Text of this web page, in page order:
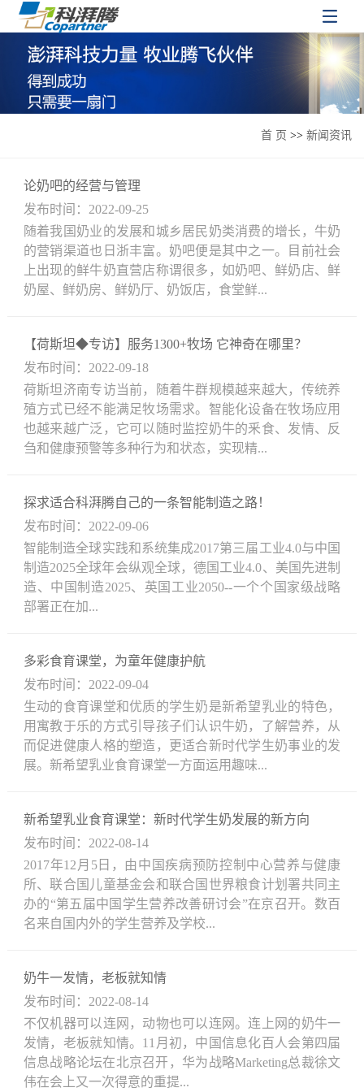
首 页 >> 新闻资讯
论奶吧的经营与管理
发布时间：2022-09-25
随着我国奶业的发展和城乡居民奶类消费的增长，牛奶
的营销渠道也日浙丰富。奶吧便是其中之一。目前社会
上出现的鲜牛奶直营店称谓很多，如奶吧、鲜奶店、鲜
奶屋、鲜奶房、鲜奶厅、奶饭店，食堂鲜...
【荷斯坦◆专访】服务1300+牧场 它神奇在哪里？
发布时间：2022-09-18
荷斯坦济南专访当前，随着牛群规模越来越大，传统养
殖方式已经不能满足牧场需求。智能化设备在牧场应用
也越来越广泛，它可以随时监控奶牛的釆食、发情、反
刍和健康预警等多种行为和状态，实现精...
探求适合科湃腾自己的一条智能制造之路！
发布时间：2022-09-06
智能制造全球实践和系统集成2017第三届工业4.0与中国
制造2025全球年会纵观全球，德国工业4.0、美国先进制
造、中国制造2025、英国工业2050--一个个国家级战略
部署正在加...
多彩食育课堂，为童年健康护航
发布时间：2022-09-04
生动的食育课堂和优质的学生奶是新希望乳业的特色，
用寓教于乐的方式引导孩子们认识牛奶，了解营养，从
而促进健康人格的塑造，更适合新时代学生奶事业的发
展。新希望乳业食育课堂一方面运用趣味...
新希望乳业食育课堂：新时代学生奶发展的新方向
发布时间：2022-08-14
2017年12月5日，由中国疾病预防控制中心营养与健康
所、联合国儿童基金会和联合国世界粮食计划署共同主
办的“第五届中国学生营养改善研讨会”在京召开。数百
名来自国内外的学生营养及学校...
奶牛一发情，老板就知情
发布时间：2022-08-14
不仅机器可以连网，动物也可以连网。连上网的奶牛一
发情，老板就知情。11月初，中国信息化百人会第四届
信息战略论坛在北京召开，华为战略Marketing总裁徐文
伟在会上又一次得意的重提...